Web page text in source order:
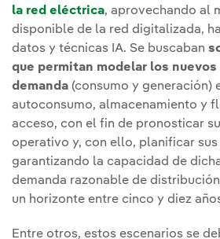
la red eléctrica, aprovechando al
disponible de la red digitalizada,
datos y técnicas IA. Se buscaban
que permitan modelar los
demanda (consumo y generación)
autoconsumo, almacenamiento y
acceso, con el fin de pronosticar
operativo y, con ello, planificar sus
garantizando la capacidad de
demanda razonable de
un horizonte entre cinco y diez
Entre otros, estos escenarios se